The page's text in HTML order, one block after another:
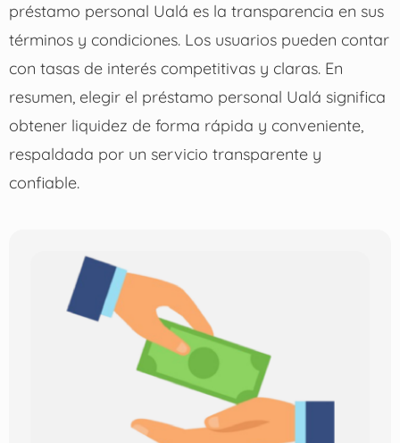
préstamo personal Ualá es la transparencia en sus
términos y condiciones. Los usuarios pueden contar
con tasas de interés competitivas y claras. En
resumen, elegir el préstamo personal Ualá significa
obtener liquidez de forma rápida y conveniente,
respaldada por un servicio transparente y
confiable.